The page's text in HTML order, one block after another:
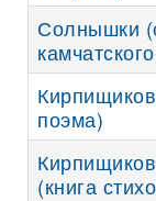
Солнышки
поэма)
(книга